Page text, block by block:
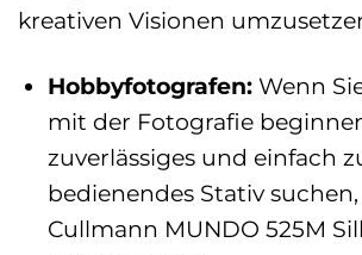
kreativen Visionen
Hobbyfotografen:Wenn
mit der Fotografie
zuverlässiges und einfach
bedienendes Stativ
Cullmann MUNDO 525M